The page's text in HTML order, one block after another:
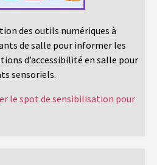
des outils numériques à
de salle pour informer les
d’accessibilité en salle pour
sensoriels.
le spot de sensibilisation pour